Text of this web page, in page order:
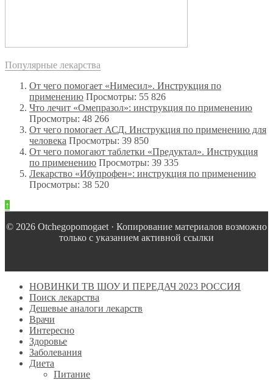
Популярные лекарства
От чего помогает «Нимесил». Инструкция по
применению Просмотры: 55 826
Что лечит «Омепразол»: инструкция по применению
Просмотры: 48 266
От чего помогает АСД. Инструкция по применению для
человека Просмотры: 39 850
От чего помогают таблетки «Предуктал». Инструкция
по применению Просмотры: 39 335
Лекарство «Ибупрофен»: инструкция по применению
Просмотры: 38 520
↑
© 2026 Оtchegopomogaet · Копирование материалов возможно
только с указанием активной ссылки
НОВИНКИ ТВ ШОУ И ПЕРЕДАЧ 2023 РОССИЯ
Поиск лекарства
Дешевые аналоги лекарств
Врачи
Интересно
Здоровье
Заболевания
Диета
Питание